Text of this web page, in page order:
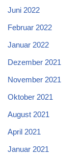
Juni 2022
Februar 2022
Januar 2022
Dezember 2021
November 2021
Oktober 2021
August 2021
April 2021
Januar 2021